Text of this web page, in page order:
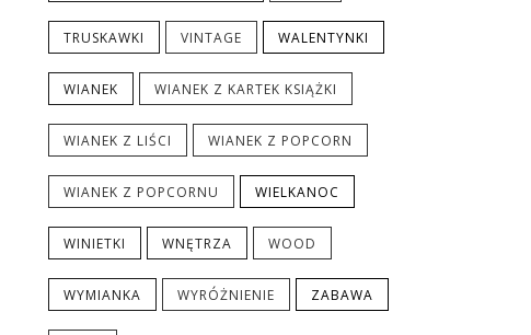
TRUSKAWKI VINTAGE WALENTYNKI
WIANEK WIANEK Z KARTEK KSIĄŻKI
WIANEK Z LIŚCI WIANEK Z POPCORN
WIANEK Z POPCORNU WIELKANOC
WINIETKI WNĘTRZA WOOD
WYMIANKA WYRÓŻNIENIE ZABAWA